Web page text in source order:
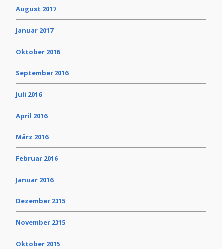
August 2017
Januar 2017
Oktober 2016
September 2016
Juli 2016
April 2016
März 2016
Februar 2016
Januar 2016
Dezember 2015
November 2015
Oktober 2015